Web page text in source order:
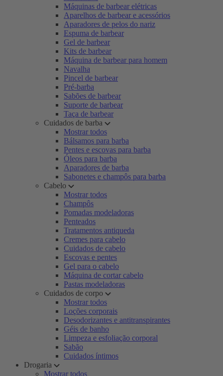
Máquinas de barbear elétricas
Aparelhos de barbear e acessórios
Aparadores de pelos do nariz
Espuma de barbear
Gel de barbear
Kits de barbear
Máquina de barbear para homem
Navalha
Pincel de barbear
Pré-barba
Sabões de barbear
Suporte de barbear
Taça de barbear
Cuidados de barba
Mostrar todos
Bálsamos para barba
Pentes e escovas para barba
Óleos para barba
Aparadores de barba
Sabonetes e champôs para barba
Cabelo
Mostrar todos
Champôs
Pomadas modeladoras
Penteados
Tratamentos antiqueda
Cremes para cabelo
Cuidados de cabelo
Escovas e pentes
Gel para o cabelo
Máquina de cortar cabelo
Pastas modeladoras
Cuidados de corpo
Mostrar todos
Loções corporais
Desodorizantes e antitranspirantes
Géis de banho
Limpeza e esfoliação corporal
Sabão
Cuidados íntimos
Drogaria
Mostrar todos